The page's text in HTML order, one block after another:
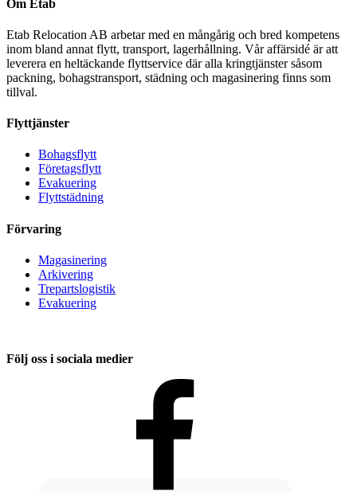
Om Etab
Etab Relocation AB arbetar med en mångårig och bred kompetens
inom bland annat flytt, transport, lagerhållning. Vår affärsidé är att
leverera en heltäckande flyttservice där alla kringtjänster såsom
packning, bohagstransport, städning och magasinering finns som
tillval.
Flyttjänster
Bohagsflytt
Företagsflytt
Evakuering
Flyttstädning
Förvaring
Magasinering
Arkivering
Trepartslogistik
Evakuering
Följ oss i sociala medier